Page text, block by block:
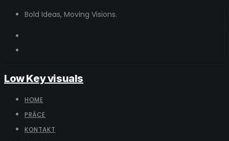
Bold Ideas, Moving Visions.
Low Key visuals
HOME
PRÁCE
KONTAKT